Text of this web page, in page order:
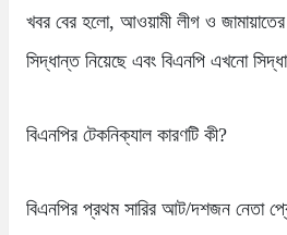
খবর বের হলো, আওয়ামী লীগ ও জামায়াতের
সিদ্ধান্ত নিয়েছে এবং বিএনপি এখনো
বিএনপির টেকনিক্যাল কারণটি কী?
বিএনপির প্রথম সারির আট/দশজন নেতা